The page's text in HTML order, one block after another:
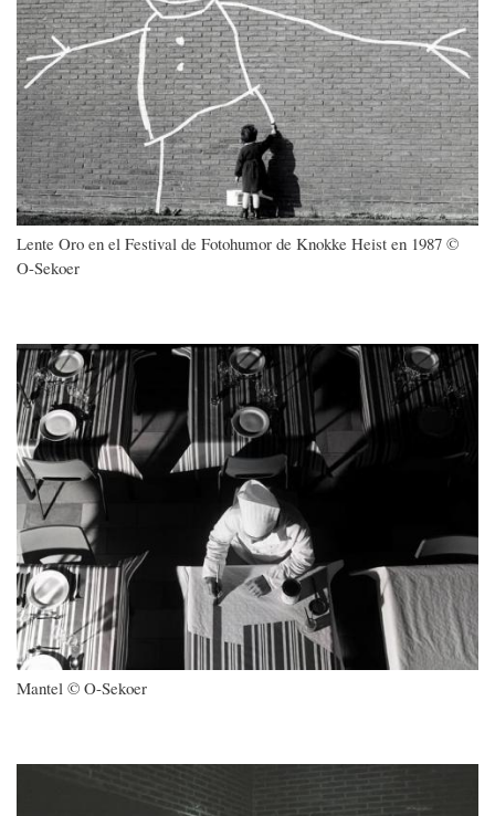
Lente Oro en el Festival de Fotohumor de Knokke Heist en 1987 ©
O-Sekoer
Imagen
Mantel © O-Sekoer